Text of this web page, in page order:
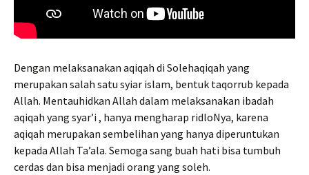
Dengan melaksanakan aqiqah di Solehaqiqah yang
merupakan salah satu syiar islam, bentuk taqorrub kepada
Allah. Mentauhidkan Allah dalam melaksanakan ibadah
aqiqah yang syar’i , hanya mengharap ridloNya, karena
aqiqah merupakan sembelihan yang hanya diperuntukan
kepada Allah Ta’ala. Semoga sang buah hati bisa tumbuh
cerdas dan bisa menjadi orang yang soleh.